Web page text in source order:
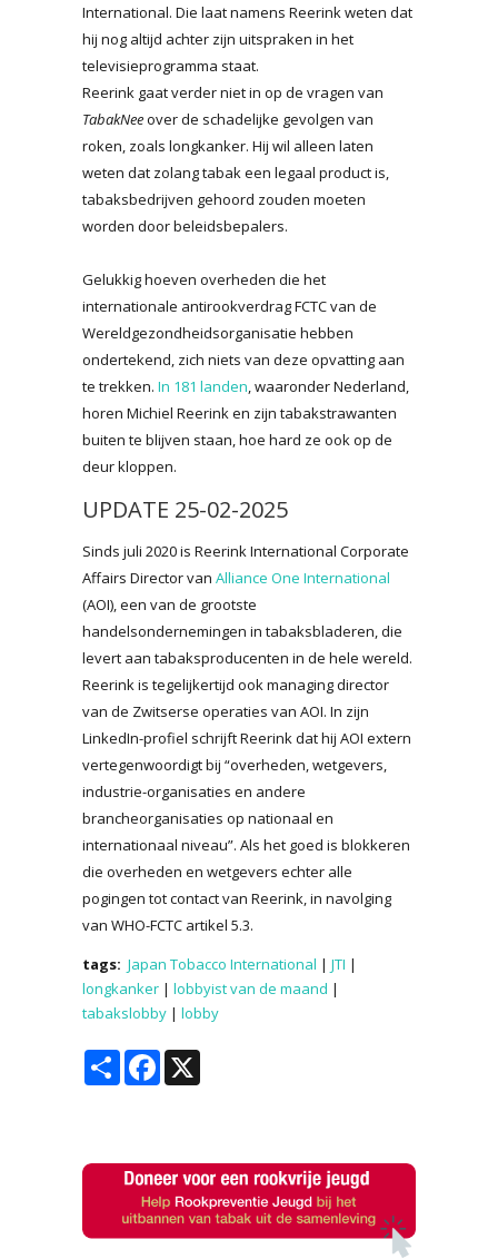
International. Die laat namens Reerink weten dat
hij nog altijd achter zijn uitspraken in het
televisieprogramma staat.
Reerink gaat verder niet in op de vragen van
TabakNeeover de schadelijke gevolgen van
roken, zoals longkanker. Hij wil alleen laten
weten dat zolang tabak een legaal product is,
tabaksbedrijven gehoord zouden moeten
worden door beleidsbepalers.
Gelukkig hoeven overheden die het
internationale antirookverdrag FCTC van de
Wereldgezondheidsorganisatie hebben
ondertekend, zich niets van deze opvatting aan
te trekken. In 181 landen, waaronder Nederland,
horen Michiel Reerink en zijn tabakstrawanten
buiten te blijven staan, hoe hard ze ook op de
deur kloppen.
UPDATE 25-02-2025
Sinds juli 2020 is Reerink International Corporate
Affairs Director van Alliance One International
(AOI), een van de grootste
handelsondernemingen in tabaksbladeren, die
levert aan tabaksproducenten in de hele wereld.
Reerink is tegelijkertijd ook managing director
van de Zwitserse operaties van AOI. In zijn
LinkedIn-profiel schrijft Reerink dat hij AOI extern
vertegenwoordigt bij “overheden, wetgevers,
industrie-organisaties en andere
brancheorganisaties op nationaal en
internationaal niveau”. Als het goed is blokkeren
die overheden en wetgevers echter alle
pogingen tot contact van Reerink, in navolging
van WHO-FCTC artikel 5.3.
tags: Japan Tobacco International | JTI |
longkanker | lobbyist van de maand |
tabakslobby | lobby
Share Facebook